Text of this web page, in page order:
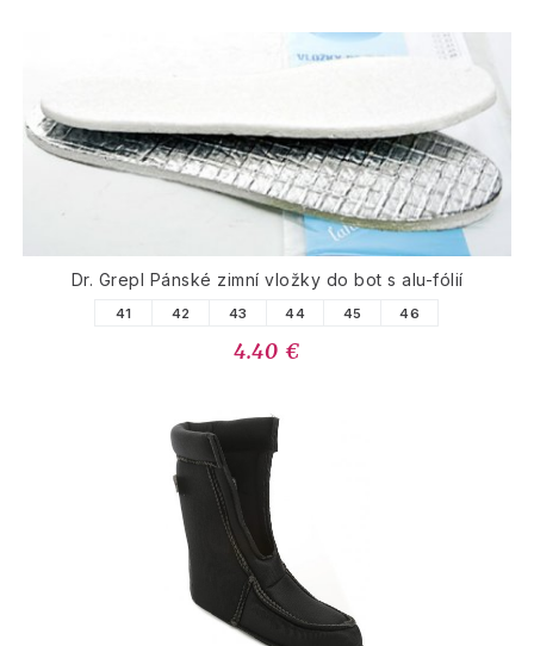
Dr. Grepl Pánské zimní vložky do bot s alu-fólií
41 42 43 44 45 46
4.40 €